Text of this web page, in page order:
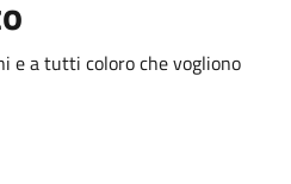
e a tutti coloro che vogliono